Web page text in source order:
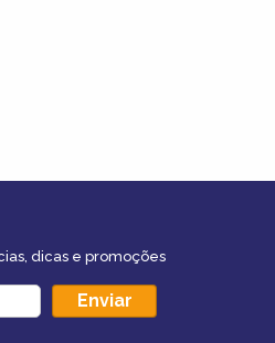
dicas e promoções